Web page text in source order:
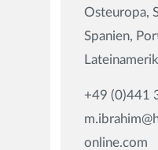
Osteuropa,
Spanien,
+49 (0)441
online.com